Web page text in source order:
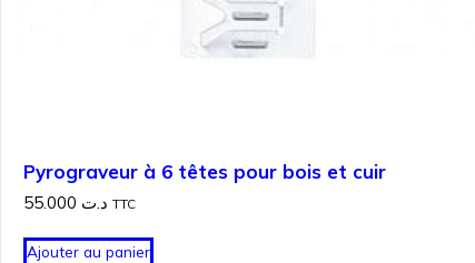
Pyrograveur à 6 têtes pour bois et cuir
د.ت TTC
Ajouter au panier